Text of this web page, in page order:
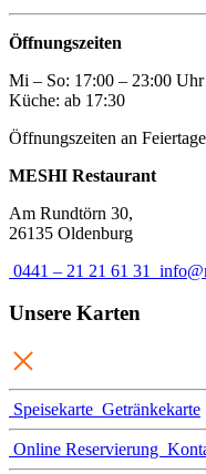
Öffnungszeiten
Mi – So: 17:00 – 23:00 Uhr
Küche: ab 17:30
Öffnungszeiten an
MESHI Restaurant
Am Rundtörn 30,
26135 Oldenburg
0441 – 21 21 61 31
Unsere Karten
Speisekarte Getränkekarte
Online Reservierung